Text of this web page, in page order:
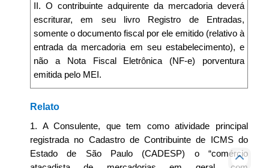
II. O contribuinte adquirente da mercadoria deverá
escriturar, em seu livro Registro de Entradas,
somente o documento fiscal por ele emitido (relativo à
entrada da mercadoria em seu estabelecimento), e
não a Nota Fiscal Eletrônica (NF-e) porventura
emitida pelo MEI.
Relato
1. A Consulente, que tem como atividade principal
registrada no Cadastro de Contribuinte de ICMS do
Estado de São Paulo (CADESP) o “comércio